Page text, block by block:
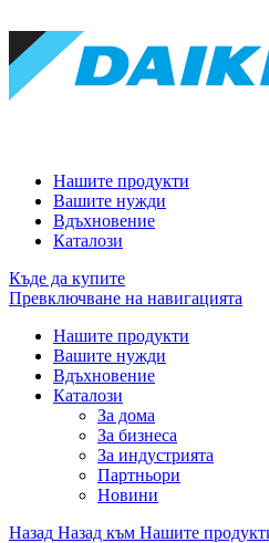
Нашите продукти
Вашите нужди
Вдъхновение
Каталози
Къде да купите
Превключване на навигацията
Нашите продукти
Вашите нужди
Вдъхновение
Каталози
За дома
За бизнеса
За индустрията
Партньори
Новини
Назад Назад към Нашите